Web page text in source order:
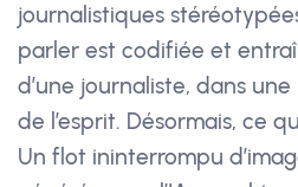
journalistiques
parler est codifiée et
d’une journaliste, dans
de l’esprit. Désormais, ce
Un flot ininterrompu